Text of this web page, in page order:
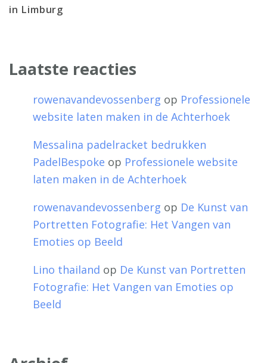
in Limburg
Laatste reacties
rowenavandevossenberg op Professionele
website laten maken in de Achterhoek
Messalina padelracket bedrukken
PadelBespoke op Professionele website
laten maken in de Achterhoek
rowenavandevossenberg op De Kunst van
Portretten Fotografie: Het Vangen van
Emoties op Beeld
Lino thailand op De Kunst van Portretten
Fotografie: Het Vangen van Emoties op
Beeld